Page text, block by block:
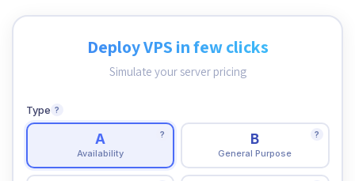
Deploy VPS in few clicks
Simulate your server pricing
Type ?
A
Availability
? B
General Purpose
?